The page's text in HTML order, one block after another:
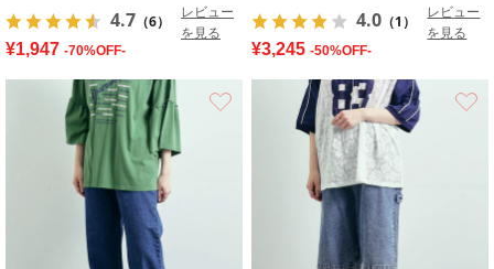
4.7 （6）
レビュー
を見る
¥1,947 -70%OFF-
4.0 （1）
レビュー
を見る
¥3,245 -50%OFF-
お気に入り